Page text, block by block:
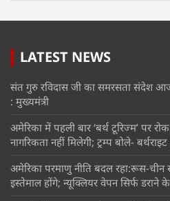
LATEST NEWS
संत गुरु रविदास जी का समरसता संदेश आज
: मुख्यमंत्री
अमेरिका में पहली बार ‘बर्थ टूरिज्म’ पर
नागरिकता नहीं मिलेगी; ट्रम्प बोले-
अमेरिका परमाणु नीति बदल रहा:रूस-
इस्तेमाल होंगे; न्यूक्लियर वेपन सिर्फ डराने